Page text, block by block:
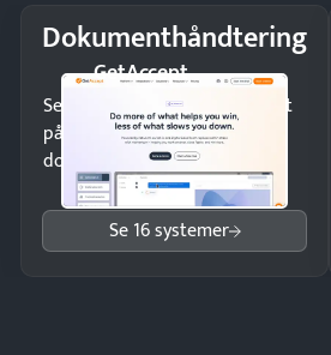
Dokumenthåndtering
GetAccept
Send kontrakter til underskrift
på minutter og mist ingen
dokumenter.
Se 16 systemer